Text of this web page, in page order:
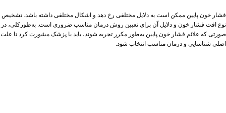
فشار خون پایین ممکن است به دلایل مختلفی رخ دهد و اشکال مختلفی داشته باشد. تشخیص
نوع افت فشار خون و دلایل آن برای تعیین روش درمان مناسب ضروری است. به‌طورکلی، در
صورتی که علائم فشار خون پایین به‌طور مکرر تجربه شوند، باید با پزشک مشورت کرد تا علت
اصلی شناسایی و درمان مناسب انتخاب شود.